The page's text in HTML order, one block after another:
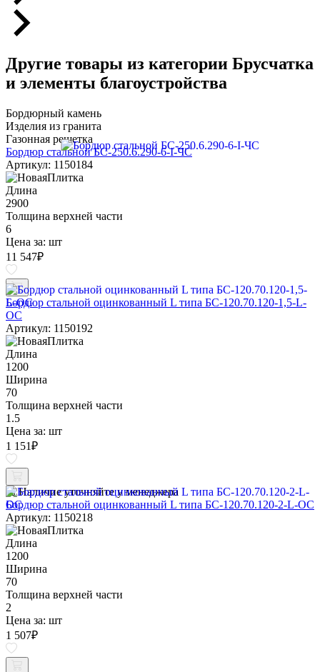
Другие товары из категории Брусчатка
и элементы благоустройства
Бордюрный камень
Изделия из гранита
Газонная решетка
Бордюр стальной БС-250.6.290-6-I-ЧС
Артикул: 1150184
Длина
2900
Толщина верхней части
6
Цена за: шт
11 547₽
Бордюр стальной оцинкованный L типа БС-120.70.120-1,5-L-
ОС
Артикул: 1150192
Длина
1200
Ширина
70
Толщина верхней части
1.5
Цена за: шт
1 151₽
Наличие уточняйте у менеджера
Бордюр стальной оцинкованный L типа БС-120.70.120-2-L-ОС
Артикул: 1150218
Длина
1200
Ширина
70
Толщина верхней части
2
Цена за: шт
1 507₽